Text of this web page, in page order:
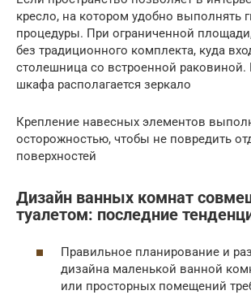
кресло, на котором удобно выполнять
процедуры. При ограниченной
без традиционного комплекта, куда
столешница со встроенной раковиной.
шкафа располагается зеркало
Крепление навесных элементов
осторожностью, чтобы не повредить
поверхностей
Дизайн ванных комнат
туалетом: последние
Правильное планирование и
дизайна маленькой ванной
или просторных помещений